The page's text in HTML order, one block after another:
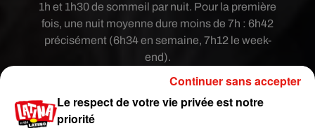
1h et 1h30 de sommeil par nuit. Pour la première
fois, une nuit moyenne dure moins de 7h : 6h42
précisément (6h34 en semaine, 7h12 le week-
end).
l’étude pointe du doigt des travailleurs de nuit de
plus en plus nombreux : plus de 16% des actifs en
Le respect de votre vie privée est notre
priorité
Continuer sans accepter